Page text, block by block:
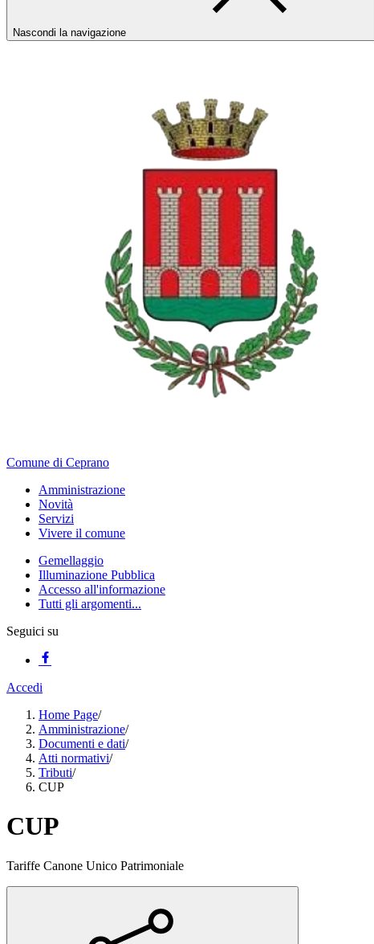
Nascondi la navigazione
Comune di Ceprano
Amministrazione
Novità
Servizi
Vivere il comune
Gemellaggio
Illuminazione Pubblica
Accesso all'informazione
Tutti gli argomenti...
Seguici su
Accedi
Home Page/
Amministrazione/
Documenti e dati/
Atti normativi/
Tributi/
CUP
CUP
Tariffe Canone Unico Patrimoniale